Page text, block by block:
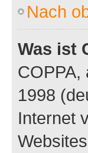
Nach
Was ist
COPPA,
1998
Internet